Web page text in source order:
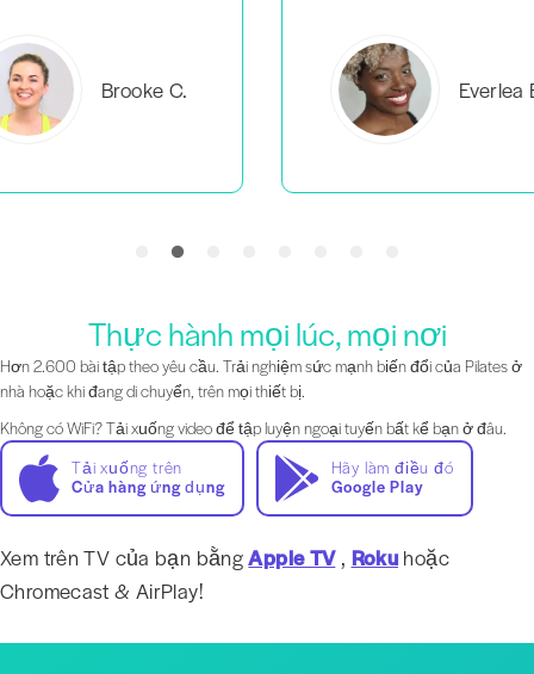
Everlea B.
Thực hành mọi lúc, mọi nơi
Hơn 2.600 bài tập theo yêu cầu. Trải nghiệm sức mạnh biến đổi của Pilates ở
nhà hoặc khi đang di chuyển, trên mọi thiết bị.
Không có WiFi? Tải xuống video để tập luyện ngoại tuyến bất kể bạn ở đâu.
Tải xuống trên
Cửa hàng ứng dụng
Hãy làm điều đó
Google Play
Xem trên TV của bạn bằngApple TV, Roku hoặc
Chromecast & AirPlay!